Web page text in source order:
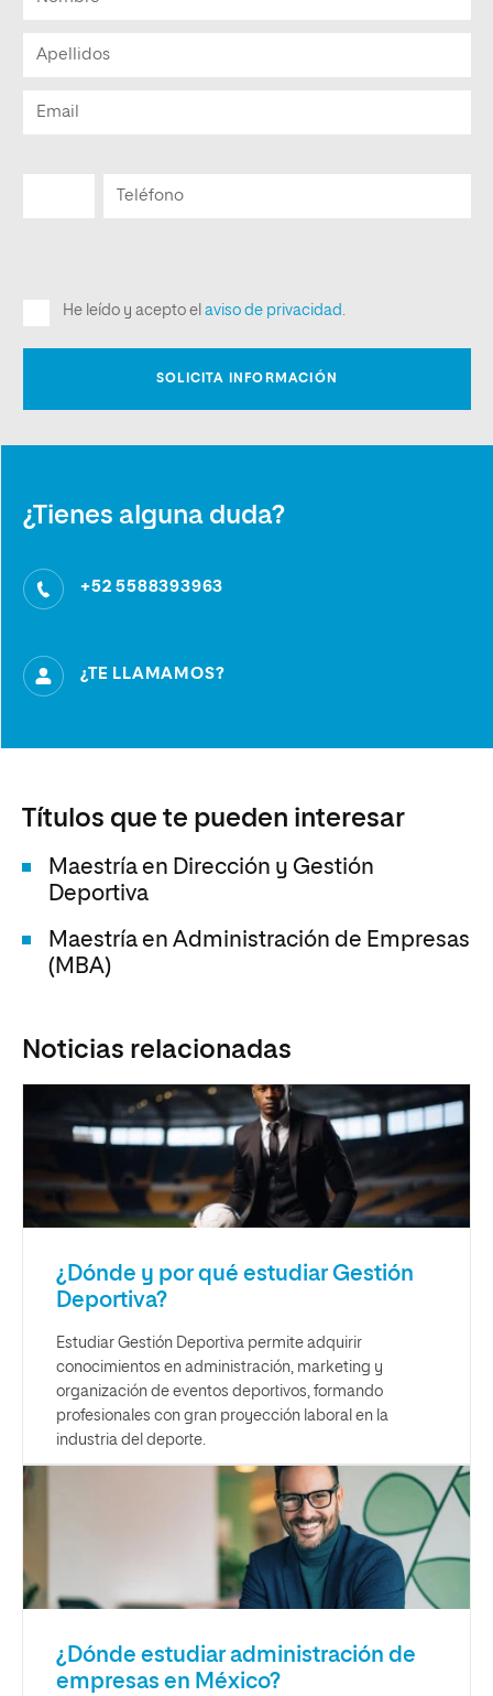
¿Tienes alguna duda?
+52 5588393963
¿TE LLAMAMOS?
Títulos que te pueden interesar
Maestría en Dirección y Gestión
Deportiva
Maestría en Administración de Empresas
(MBA)
Noticias relacionadas
¿Dónde y por qué estudiar Gestión
Deportiva?
Estudiar Gestión Deportiva permite adquirir
conocimientos en administración, marketing y
organización de eventos deportivos, formando
profesionales con gran proyección laboral en la
industria del deporte.
¿Dónde estudiar administración de
empresas​ en México?